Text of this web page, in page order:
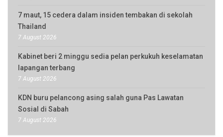
7 maut, 15 cedera dalam insiden tembakan di sekolah
Thailand
7 August 2026
Kabinet beri 2 minggu sedia pelan perkukuh keselamatan
lapangan terbang
7 August 2026
KDN buru pelancong asing salah guna Pas Lawatan
Sosial di Sabah
7 August 2026